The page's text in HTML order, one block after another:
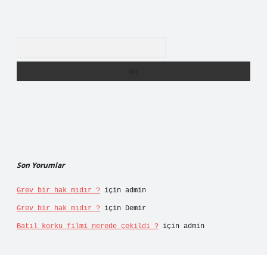
Son Yorumlar
Grev bir hak mıdır ? için admin
Grev bir hak mıdır ? için Demir
Batıl korku filmi nerede çekildi ? için admin